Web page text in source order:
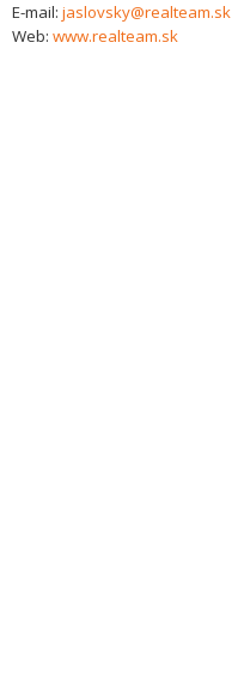
E-mail: jaslovsky@realteam.sk
Web: www.realteam.sk